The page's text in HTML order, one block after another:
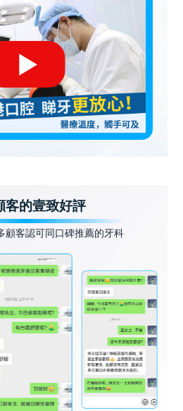
客的壹致好評
顧客認可同口碑推薦的牙科